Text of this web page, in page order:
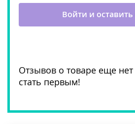
Отзывов о товаре еще
стать первым!
Войти и оставить